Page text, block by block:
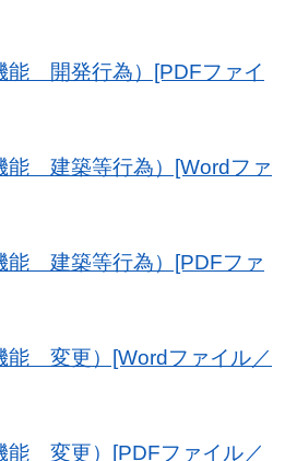
能 開発行為）[PDFファイ
能 建築等行為）[Wordファ
能 建築等行為）[PDFファ
能 変更）[Wordファイル／
能 変更）[PDFファイル／